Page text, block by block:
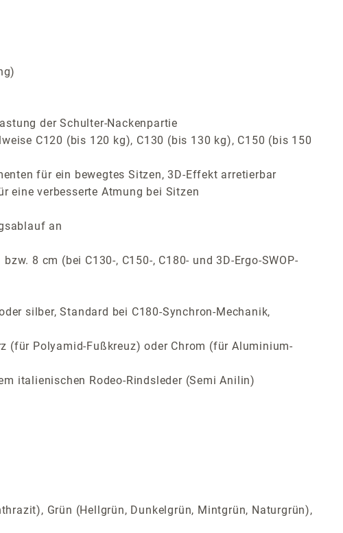
der Schulter-Nackenpartie
C120 (bis 120 kg), C130 (bis 130 kg), C150 (bis 150
für ein bewegtes Sitzen, 3D-Effekt arretierbar
eine verbesserte Atmung bei Sitzen
an
8 cm (bei C130-, C150-, C180- und 3D-Ergo-SWOP-
silber, Standard bei C180-Synchron-Mechanik,
(für Polyamid-Fußkreuz) oder Chrom (für Aluminium-
italienischen Rodeo-Rindsleder (Semi Anilin)
Grün (Hellgrün, Dunkelgrün, Mintgrün, Naturgrün),